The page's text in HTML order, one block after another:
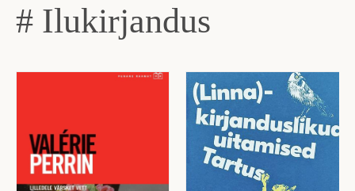
# Ilukirjandus